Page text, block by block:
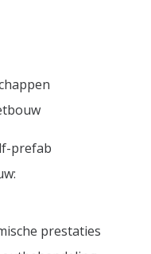
prefab
prestaties